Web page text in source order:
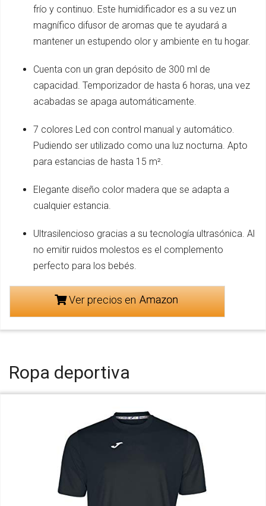
frío y continuo. Este humidificador es a su vez un
magnífico difusor de aromas que te ayudará a
mantener un estupendo olor y ambiente en tu hogar.
Cuenta con un gran depósito de 300 ml de
capacidad. Temporizador de hasta 6 horas, una vez
acabadas se apaga automáticamente.
7 colores Led con control manual y automático.
Pudiendo ser utilizado como una luz nocturna. Apto
para estancias de hasta 15 m².
Elegante diseño color madera que se adapta a
cualquier estancia.
Ultrasilencioso gracias a su tecnología ultrasónica. Al
no emitir ruidos molestos es el complemento
perfecto para los bebés.
Ver precios en
Ropa deportiva